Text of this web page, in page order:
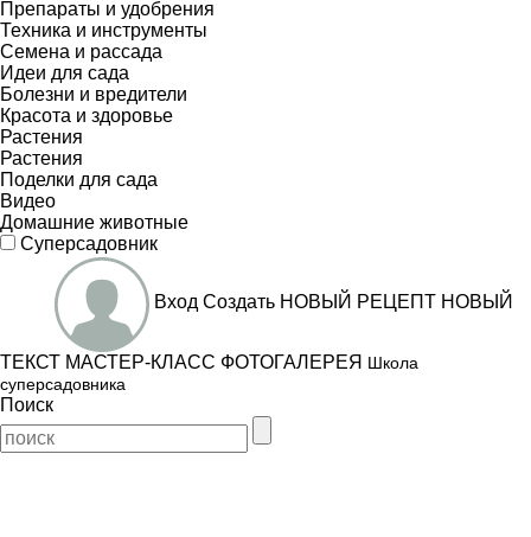
Препараты и удобрения
Техника и инструменты
Семена и рассада
Идеи для сада
Болезни и вредители
Красота и здоровье
Растения
Растения
Поделки для сада
Видео
Домашние животные
Суперсадовник
Вход Создать НОВЫЙ РЕЦЕПТ НОВЫЙ
ТЕКСТ МАСТЕР-КЛАСС ФОТОГАЛЕРЕЯ Школа
суперсадовника
Поиск